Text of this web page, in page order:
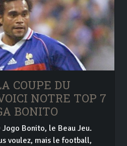
COUPE DU
NOTRE TOP 7
BONITO
Bonito, le Beau Jeu.
voulez, mais le football,